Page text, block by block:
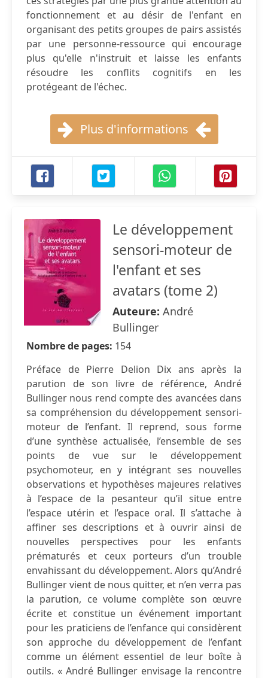
fonctionnement et au désir de l'enfant en
organisant des petits groupes de pairs assistés
par une personne-ressource qui encourage
plus qu'elle n'instruit et laisse les enfants
résoudre les conflits cognitifs en les
protégeant de l'échec.
Plus d'informations
Le développement
sensori-moteur de
l'enfant et ses
avatars (tome 2)
Auteure: André
Bullinger
Nombre de pages: 154
Préface de Pierre Delion Dix ans après la
parution de son livre de référence, André
Bullinger nous rend compte des avancées dans
sa compréhension du développement sensori-
moteur de l’enfant. Il reprend, sous forme
d’une synthèse actualisée, l’ensemble de ses
points de vue sur le développement
psychomoteur, en y intégrant ses nouvelles
observations et hypothèses majeures relatives
à l’espace de la pesanteur qu’il situe entre
l’espace utérin et l’espace oral. Il s’attache à
affiner ses descriptions et à ouvrir ainsi de
nouvelles perspectives pour les enfants
prématurés et ceux porteurs d’un trouble
envahissant du développement. Alors qu’André
Bullinger vient de nous quitter, et n’en verra pas
la parution, ce volume complète son œuvre
écrite et constitue un événement important
pour les praticiens de l’enfance qui considèrent
son approche du développement de l’enfant
comme un élément essentiel de leur boîte à
outils. « André Bullinger envisage la rencontre